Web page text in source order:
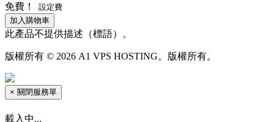
免費！
設定費
加入購物車
此產品不提供描述（標語）。
版權所有 © 2026 A1 VPS HOSTING。版權所有。
× 關閉服務單
載入中...